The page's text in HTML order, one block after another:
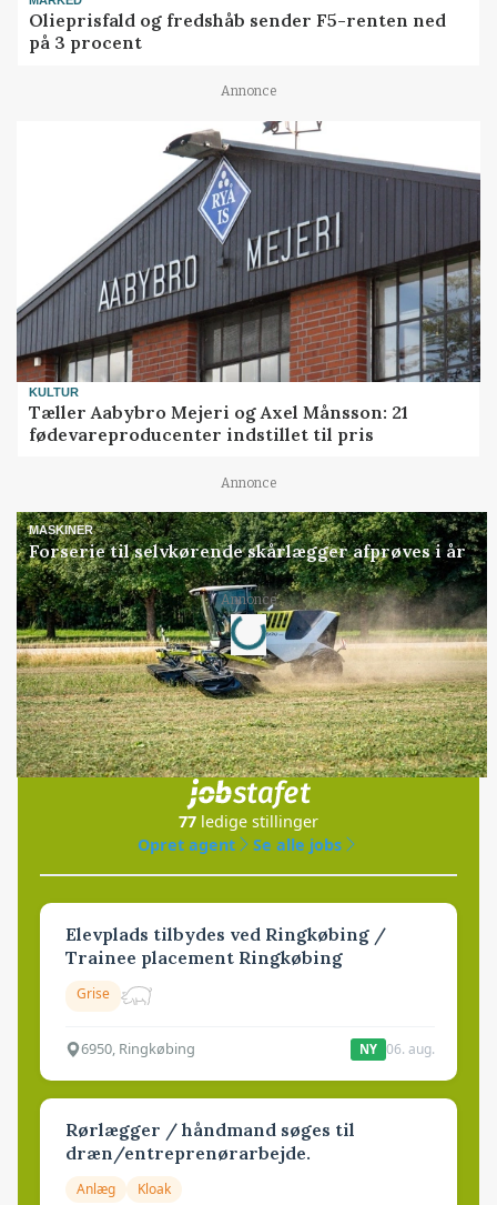
Olieprisfald og fredshåb sender F5-renten ned
på 3 procent
Annonce
KULTUR
Tæller Aabybro Mejeri og Axel Månsson: 21
fødevareproducenter indstillet til pris
Annonce
MASKINER
Forserie til selvkørende skårlægger afprøves i år
Annonce
Loading...
Jobs
i samarbejde med
77 ledige stillinger
Opret agent
Se alle jobs
Elevplads tilbydes ved Ringkøbing /
Trainee placement Ringkøbing
Grise
6950, Ringkøbing NY 06. aug.
Rørlægger / håndmand søges til
dræn/entreprenørarbejde.
Anlæg Kloak